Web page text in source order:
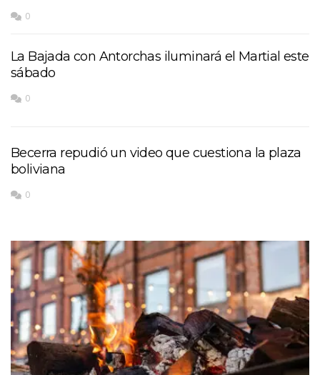
0
La Bajada con Antorchas iluminará el Martial este
sábado
0
Becerra repudió un video que cuestiona la plaza
boliviana
0